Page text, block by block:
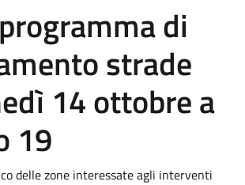
di
strade
14 ottobre a
19
delle zone interessate agli interventi